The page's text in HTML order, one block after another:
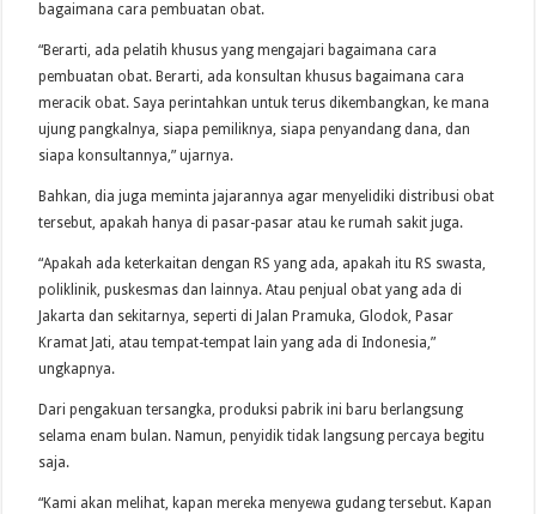
bagaimana cara pembuatan obat.
“Berarti, ada pelatih khusus yang mengajari bagaimana cara
pembuatan obat. Berarti, ada konsultan khusus bagaimana cara
meracik obat. Saya perintahkan untuk terus dikembangkan, ke mana
ujung pangkalnya, siapa pemiliknya, siapa penyandang dana, dan
siapa konsultannya,” ujarnya.
Bahkan, dia juga meminta jajarannya agar menyelidiki distribusi obat
tersebut, apakah hanya di pasar-pasar atau ke rumah sakit juga.
“Apakah ada keterkaitan dengan RS yang ada, apakah itu RS swasta,
poliklinik, puskesmas dan lainnya. Atau penjual obat yang ada di
Jakarta dan sekitarnya, seperti di Jalan Pramuka, Glodok, Pasar
Kramat Jati, atau tempat-tempat lain yang ada di Indonesia,”
ungkapnya.
Dari pengakuan tersangka, produksi pabrik ini baru berlangsung
selama enam bulan. Namun, penyidik tidak langsung percaya begitu
saja.
“Kami akan melihat, kapan mereka menyewa gudang tersebut. Kapan